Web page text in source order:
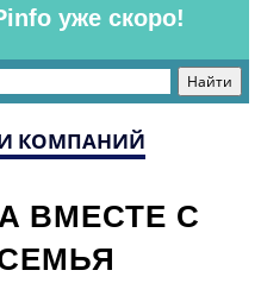
уже скоро!
КОМПАНИЙ
ВМЕСТЕ С